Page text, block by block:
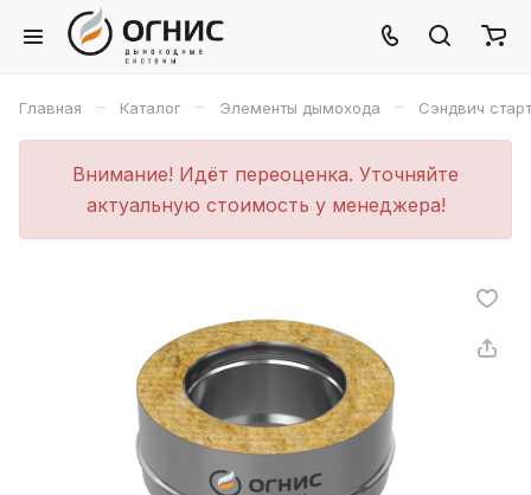
Главная – Каталог – Элементы дымохода – Сэндвич старт
Внимание! Идёт переоценка. Уточняйте
актуальную стоимость у менеджера!